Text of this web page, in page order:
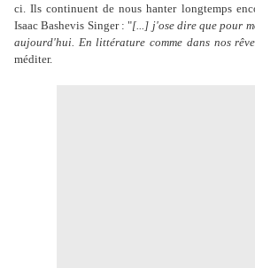
ci. Ils continuent de nous hanter longtemps
Isaac Bashevis Singer : "[...] j'ose dire que pour
aujourd'hui. En littérature comme dans nos
méditer.